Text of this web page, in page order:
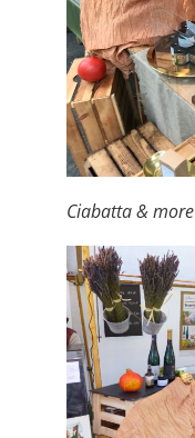
Ciabatta & more